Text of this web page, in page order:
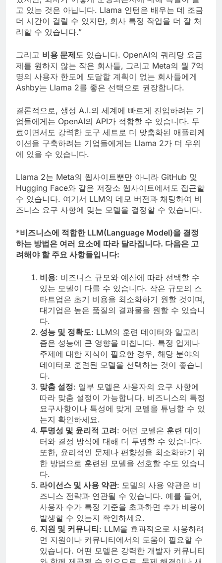
고 있는 것은 아닙니다. Llama 인턴은 배우는 데 조금
더 시간이 걸릴 수 있지만, 회사 특정 작업을 더 잘 처
리할 수 있습니다.”
그리고 비용 문제 도 있습니다. OpenAI의 쿼리당 요금
제를 원하지 않는 작은 회사들, 그리고 Meta의 월 7억
명의 사용자 한도에 도달할 계획이 없는 회사들에게
Ashby는 Llama 2를 좋은 선택으로 권장합니다.
결론적으로, 생성 A.I.의 세계에 빠르게 진입하려는 기
업들에게는 OpenAI의 API가 적합할 수 있습니다. 무
료이면서도 강력한 도구 세트로 더 맞춤화된 애플리케
이션을 구축하려는 기업들에게는 Llama 2가 더 우위
에 있을 수 있습니다.
Llama 2는 Meta의 웹사이트뿐만 아니라 GitHub 및
Hugging Face와 같은 저장소 웹사이트에서도 접근할
수 있습니다. 여기서 LLM의 데모 버전과 채팅하여 비
즈니스 요구 사항에 맞는 모델을 결정할 수 있습니다.
*비즈니스에 적합한 LLM(Language Model)을 결정
하는 방법은 여러 요소에 따라 달라집니다. 다음은 고
려해야 할 주요 사항들입니다:
비용: 비즈니스 규모와 예산에 따라 선택할 수
있는 모델이 다를 수 있습니다. 작은 규모의 스
타트업은 초기 비용을 최소화하기 원할 것이며,
대기업은 높은 품질의 결과물을 원할 수 있습니
다.
성능 및 정확도: LLM의 훈련 데이터와 알고리
즘은 성능에 큰 영향을 미칩니다. 특정 업계나
주제에 대한 지식이 필요한 경우, 해당 분야의
데이터로 훈련된 모델을 선택하는 것이 좋습니
다.
맞춤 설정: 일부 모델은 사용자의 요구 사항에
따라 맞춤 설정이 가능합니다. 비즈니스의 특정
요구사항이나 특성에 맞게 모델을 튜닝할 수 있
는지 확인하세요.
투명성 및 윤리적 고려: 어떤 모델은 훈련 데이
터와 결정 방식에 대해 더 투명할 수 있습니다.
또한, 윤리적인 문제나 편향성을 최소화하기 위
한 방법으로 훈련된 모델을 선호할 수도 있습니
다.
라이선스 및 사용 약관: 모델의 사용 약관은 비
즈니스 전략과 연관될 수 있습니다. 예를 들어,
사용자 수가 특정 기준을 초과하면 추가 비용이
발생할 수 있는지 확인하세요.
지원 및 커뮤니티: LLM을 효과적으로 사용하려
면 지원이나 커뮤니티에서의 도움이 필요할 수
있습니다. 어떤 모델은 강력한 개발자 커뮤니티